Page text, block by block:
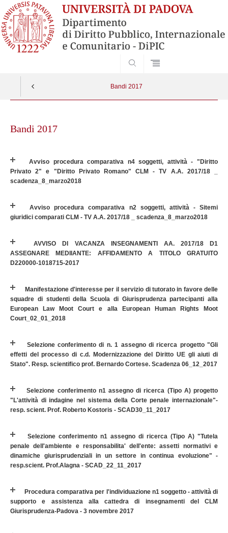
Bandi 2017
contentBandi 2017
Avviso procedura comparativa n4 soggetti, attività - "Diritto
Privato 2" e "Diritto Privato Romano" CLM - TV A.A. 2017/18 _
scadenza_8_marzo2018
Avviso procedura comparativa n2 soggetti, attività - Sitemi
giuridici comparati CLM - TV A.A. 2017/18 _ scadenza_8_marzo2018
AVVISO DI VACANZA INSEGNAMENTI AA. 2017/18 D1
ASSEGNARE MEDIIANTE: AFFIDAMENTO A TITOLO GRATUITO
D220000-1018715-2017
Manifestazione d'interesse per il servizio di tutorato in favore delle
squadre di studenti della Scuola di Giurisprudenza partecipanti alla
European Law Moot Court e alla European Human Rights Moot
Court_02_01_2018
Selezione conferimento di n. 1 assegno di ricerca progetto "Gli
effetti del processo di c.d. Modernizzazione del Diritto UE gli aiuti di
Stato". Resp. scientifico prof. Bernardo Cortese. Scadenza 06_12_2017
Selezione conferimento n1 assegno di ricerca (Tipo A) progetto
"L'attività di indagine nel sistema della Corte penale internazionale"-
resp. scient. Prof. Roberto Kostoris - SCAD30_11_2017
Selezione conferimento n1 assegno di ricerca (Tipo A) "Tutela
penale dell'ambiente e responsabilita' dell'ente: assetti normativi e
dinamiche giurisprudenziali in un settore in continua evoluzione" -
resp.scient. Prof.Alagna - SCAD_22_11_2017
Procedura comparativa per l'individuazione n1 soggetto - attività di
supporto e assistenza alla cattedra di insegnamenti del CLM
Giurisprudenza-Padova - 3 novembre 2017